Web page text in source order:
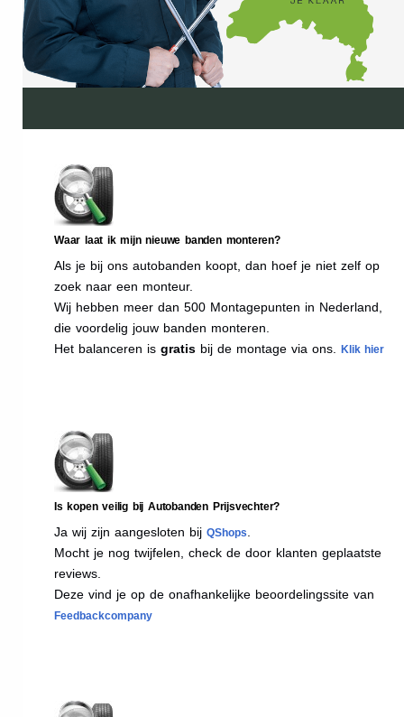
Waar laat ik mijn nieuwe banden monteren?
Als je bij ons autobanden koopt, dan hoef je niet zelf op
zoek naar een monteur.
Wij hebben meer dan 500 Montagepunten in Nederland,
die voordelig jouw banden monteren.
Het balanceren is gratis bij de montage via ons. Klik hier
Is kopen veilig bij Autobanden Prijsvechter?
Ja wij zijn aangesloten bij QShops
Mocht je nog twijfelen, check de door klanten geplaatste
reviews.
Deze vind je op de onafhankelijke beoordelingssite van
Feedbackcompany